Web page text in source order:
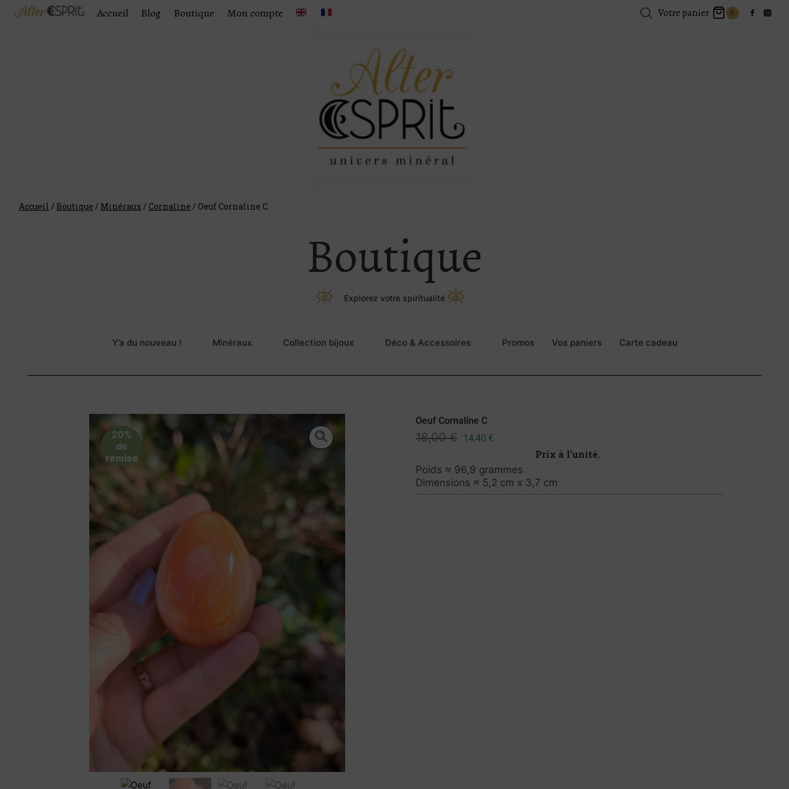
Accueil Blog Boutique Mon compte Votre panier 0
Accueil / Boutique / Minéraux / Cornaline / Oeuf Cornaline C
Boutique
Explorez votre spiritualité
Y’a du nouveau ! Minéraux Collection bijoux Déco & Accessoires Promos Vos paniers Carte cadeau
20%
de
remise
Oeuf Cornaline C
18,00€ 14,40 €
Prix à l’unité.
Poids ≈ 96,9 grammes
Dimensions ≈ 5,2 cm x 3,7 cm